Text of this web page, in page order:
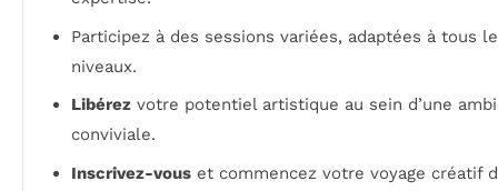
Participez à des sessions variées, adaptées à tous
niveaux.
Libérez votre potentiel artistique au sein d’une
conviviale.
Inscrivez-vous et commencez votre voyage créatif